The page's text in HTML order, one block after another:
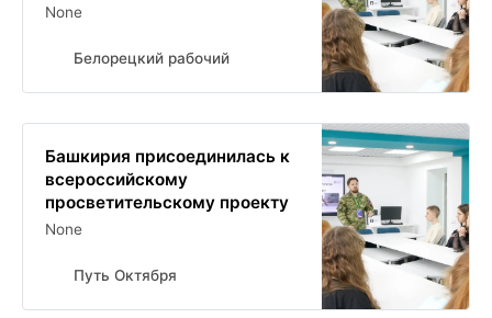
None
Белорецкий рабочий
Башкирия присоединилась к
всероссийскому
просветительскому проекту
None
Путь Октября